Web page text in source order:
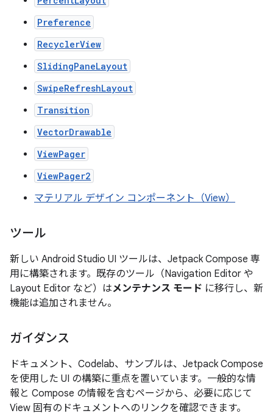
Preference
RecyclerView
SlidingPaneLayout
SwipeRefreshLayout
Transition
VectorDrawable
ViewPager
ViewPager2
マテリアル デザイン コンポーネント（View）
ツール
新しい Android Studio UI ツールは、Jetpack Compose 専
用に構築されます。既存のツール（Navigation Editor や
Layout Editor など）はメンテナンス モード に移行し、新
機能は追加されません。
ガイダンス
ドキュメント、Codelab、サンプルは、Jetpack Compose
を使用した UI の構築に重点を置いています。一般的な情
報と Compose の情報を含むページから、必要に応じて
View 固有のドキュメントへのリンクを確認できます。